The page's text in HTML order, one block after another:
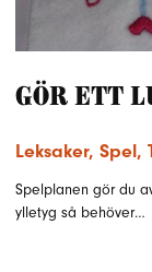
Gör ett
Leksaker, Spel,
Spelplanen gör du
ylletyg så behöver…